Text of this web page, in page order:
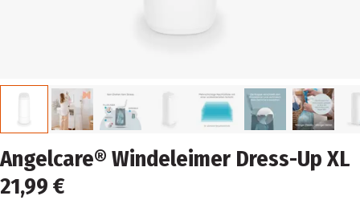
Angelcare® Windeleimer Dress-Up XL
21,99 €